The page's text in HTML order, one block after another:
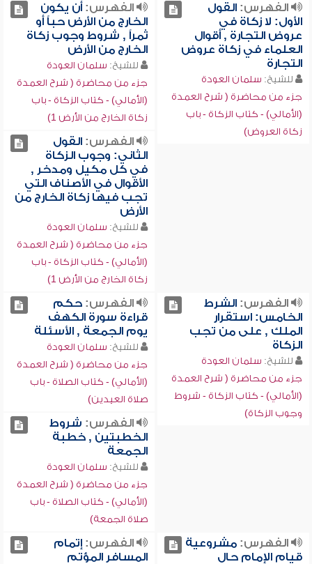
الفهرس:القول
الأول: لا زكاة في
عروض التجارة , أقوال
العلماء في زكاة عروض
التجارة
للشيخ: سلمان العودة
جزء من محاضرة ( شرح العمدة
(الأمالي) - كتاب الزكاة - باب
زكاة العروض)
الفهرس:أن يكون
الخارج من الأرض حباً أو
ثمراً , شروط وجوب زكاة
الخارج من الأرض
للشيخ: سلمان العودة
جزء من محاضرة ( شرح العمدة
(الأمالي) - كتاب الزكاة - باب
زكاة الخارج من الأرض 1)
الفهرس:القول
الثاني: وجوب الزكاة
في كل مكيل ومدخر ,
الأقوال في الأصناف التي
تجب فيها زكاة الخارج من
الأرض
للشيخ: سلمان العودة
جزء من محاضرة ( شرح العمدة
(الأمالي) - كتاب الزكاة - باب
زكاة الخارج من الأرض 1)
الفهرس:الشرط
الخامس: استقرار
الملك , على من تجب
الزكاة
للشيخ: سلمان العودة
جزء من محاضرة ( شرح العمدة
(الأمالي) - كتاب الزكاة - شروط
وجوب الزكاة)
الفهرس:حكم
قراءة سورة الكهف
يوم الجمعة , الأسئلة
للشيخ: سلمان العودة
جزء من محاضرة ( شرح العمدة
(الأمالي) - كتاب الصلاة - باب
صلاة العيدين)
الفهرس: شروط
الخطبتين , خطبة
الجمعة
للشيخ: سلمان العودة
جزء من محاضرة ( شرح العمدة
(الأمالي) - كتاب الصلاة - باب
صلاة الجمعة)
الفهرس:مشروعية
قيام الإمام حال
الفهرس:إتمام
المسافر المؤتم